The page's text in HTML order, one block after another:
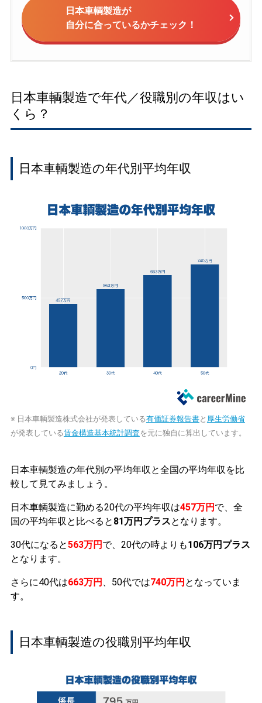
日本車輌製造が
自分に合っているかチェック！
日本車輌製造で年代／役職別の年収はい
くら？
日本車輌製造の年代別平均年収
※ 日本車輌製造株式会社が発表している有価証券報告書と 厚生労働省
が発表している賃金構造基本統計調査を元に独自に算出しています。
日本車輌製造の年代別の平均年収と全国の平均年収を比
較して見てみましょう。
日本車輌製造に勤める20代の平均年収は457万円 で、全
国の平均年収と比べると 81万円プラスとなります。
30代になると563万円 で、20代の時よりも106万円プラス
となります。
さらに40代は663万円 、50代では740万円 となっていま
す。
日本車輌製造の役職別平均年収